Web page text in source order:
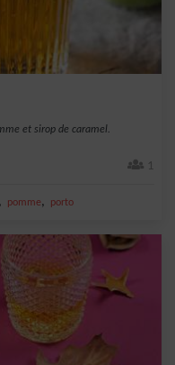
et sirop de caramel.
1
, pomme, porto